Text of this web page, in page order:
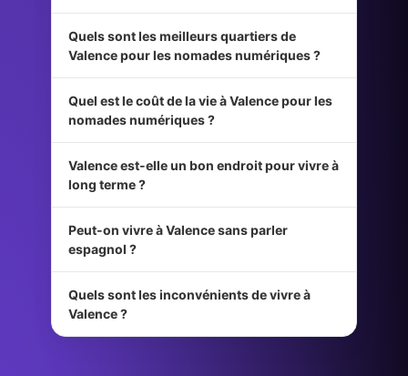
Quels sont les meilleurs quartiers de
Valence pour les nomades numériques ?
Quel est le coût de la vie à Valence pour les
nomades numériques ?
Valence est-elle un bon endroit pour vivre à
long terme ?
Peut-on vivre à Valence sans parler
espagnol ?
Quels sont les inconvénients de vivre à
Valence ?